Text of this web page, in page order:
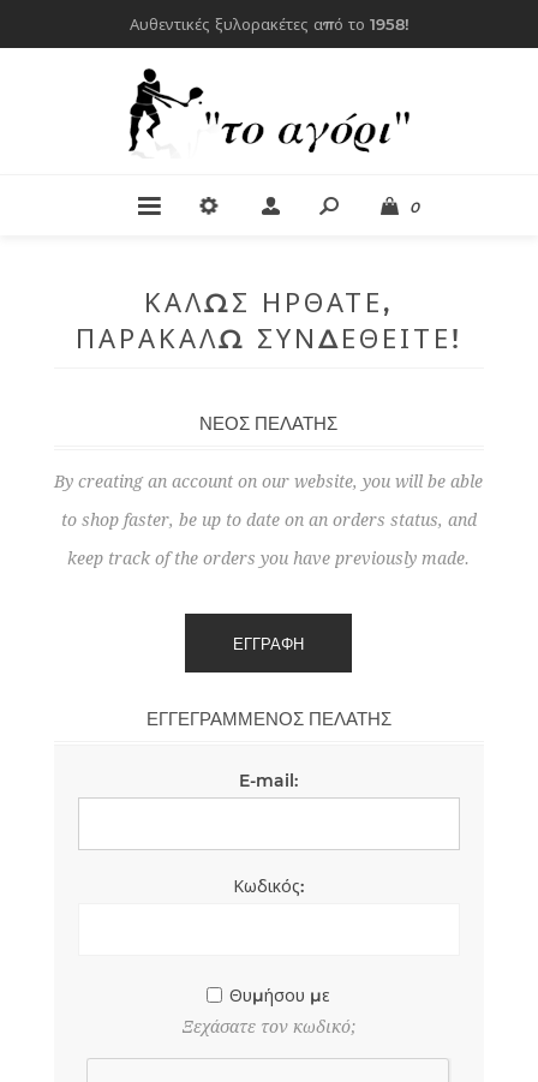
Αυθεντικές ξυλορακέτες από το 1958!
0
ΚΑΛΏΣ ΉΡΘΑΤΕ,
ΠΑΡΑΚΑΛΏ ΣΥΝΔΕΘΕΊΤΕ!
ΝΈΟΣ ΠΕΛΆΤΗΣ
By creating an account on our website, you will be able
to shop faster, be up to date on an orders status, and
keep track of the orders you have previously made.
ΕΓΓΕΓΡΑΜΜΈΝΟΣ ΠΕΛΆΤΗΣ
E-mail:
Κωδικός:
Θυμήσου με
Ξεχάσατε τον κωδικό;